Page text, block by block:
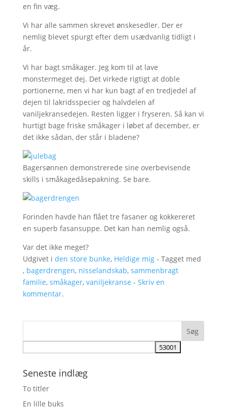
en fin væg.
Vi har alle sammen skrevet ønskesedler. Der er
nemlig blevet spurgt efter dem usædvanlig tidligt i
år.
Vi har bagt småkager. Jeg kom til at lave
monstermeget dej. Det virkede rigtigt at doble
portionerne, men vi har kun bagt af en tredjedel af
dejen til lakridsspecier og halvdelen af
vaniljekransedejen. Resten ligger i fryseren. Så kan vi
hurtigt bage friske småkager i løbet af december, er
det ikke sådan, der står i bladene?
Bagersønnen demonstrerede sine overbevisende
skills i småkagedåsepakning. Se bare.
Forinden havde han flået tre fasaner og kokkereret
en superb fasansuppe. Det kan han nemlig også.
Var det ikke meget?
Udgivet i den store bunke, Heldige mig- Tagget med
, bagerdrengen, nisselandskab, sammenbragt
familie, småkager, vaniljekranse - Skriv en
kommentar.
Seneste indlæg
To titler
En lille buks